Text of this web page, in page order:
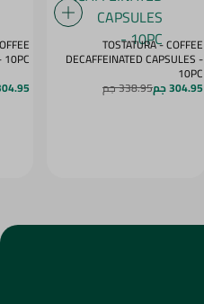
TOSTATURA - COFFEE
DECAFFEINATED CAPSULES -
10PC
304.95 جم 338.95 جم
VANILLA - 10PC
304.95